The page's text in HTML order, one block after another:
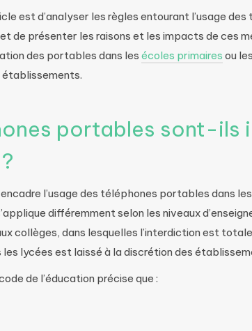
est d’analyser les règles entourant l’usage
de présenter les raisons et les impacts de ces
des portables dans les écoles primaires ou les
portables sont-ils
l’usage des téléphones portables dans
différemment selon les niveaux
collèges, dans lesquelles l’interdiction est
lycées est laissé à la discrétion des
de l’éducation précise que :